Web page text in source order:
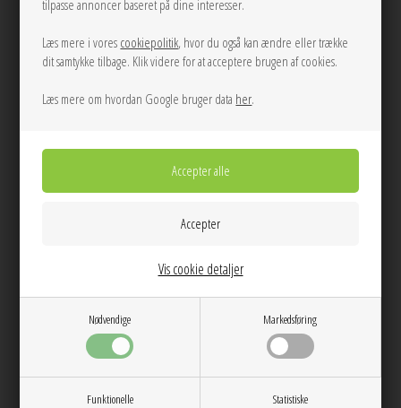
tilpasse annoncer baseret på dine interesser.
Læs mere i vores cookiepolitik, hvor du også kan ændre eller trække
dit samtykke tilbage. Klik videre for at acceptere brugen af cookies.
Læs mere om hvordan Google bruger data her.
Nødvendige Markedsføring
Funktionelle Statistiske
Vis cookie detaljer